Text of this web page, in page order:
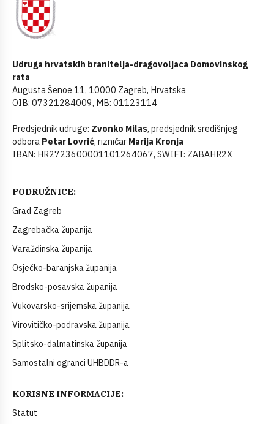
Udruga hrvatskih branitelja-dragovoljaca Domovinskog
rata
Augusta Šenoe 11, 10000 Zagreb, Hrvatska
OIB: 07321284009, MB: 01123114
Predsjednik udruge: Zvonko Milas, predsjednik središnjeg
odbora Petar Lovrić, rizničar Marija Kronja
IBAN: HR2723600001101264067, SWIFT: ZABAHR2X
PODRUŽNICE:
Grad Zagreb
Zagrebačka županija
Varaždinska županija
Osječko-baranjska županija
Brodsko-posavska županija
Vukovarsko-srijemska županija
Virovitičko-podravska županija
Splitsko-dalmatinska županija
Samostalni ogranci UHBDDR-a
KORISNE INFORMACIJE:
Statut